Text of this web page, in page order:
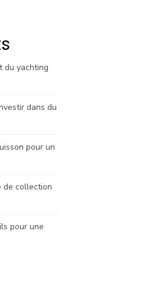
du yachting
dans du
pour un
de collection
pour une